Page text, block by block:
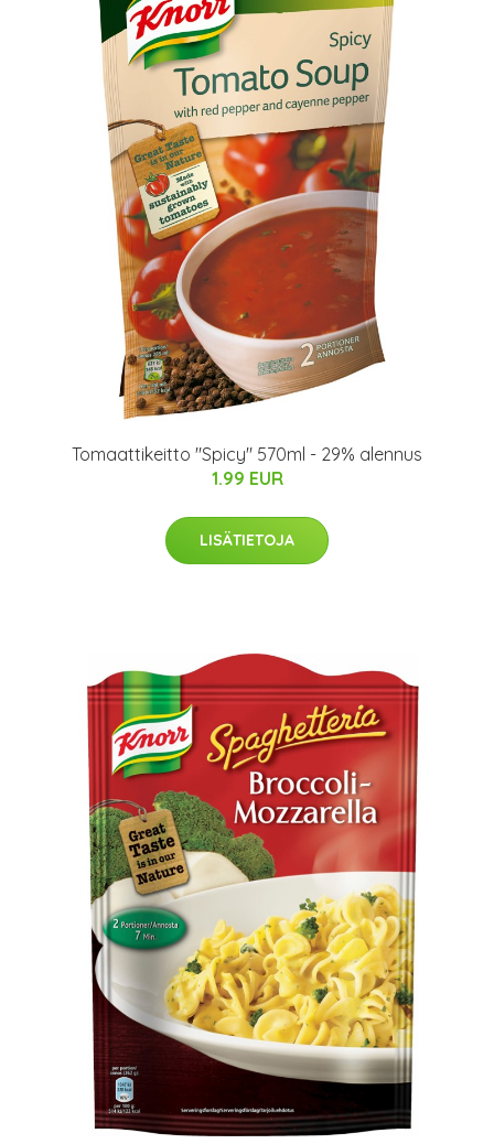
Tomaattikeitto "Spicy" 570ml - 29% alennus
1.99 EUR
LISÄTIETOJA